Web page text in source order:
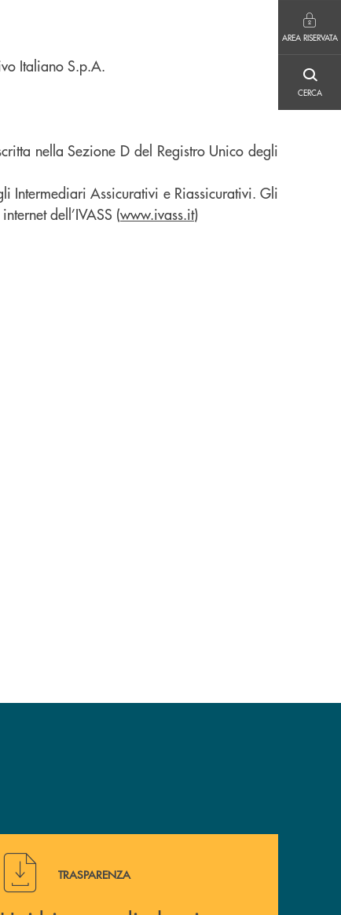
AREA RISERVATA
CERCA
Italiano S.p.A.
nella Sezione D del Registro Unico degli
Intermediari Assicurativi e Riassicurativi. Gli
dell’IVASS (www.ivass.it)
Hai bisogno di alcuni documenti ? Vai alla pagina
TRASPARENZA